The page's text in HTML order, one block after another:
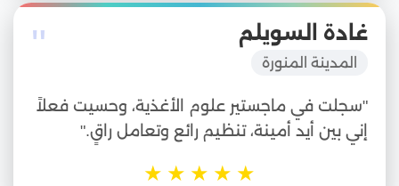
" غادة السويلم
المدينة المنورة
"سجلت في ماجستير علوم الأغذية، وحسيت فعلاً
إني بين أيد أمينة، تنظيم رائع وتعامل راقٍ."
★
★
★
★
★